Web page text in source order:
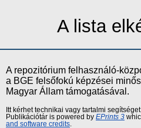
A lista
A repozitórium felhasználó-
a BGE felsőfokú képzései
Magyar Állam támogatásával.
Itt kérhet technikai vagy tartalmi
Publikációtár is powered by EPrints 3
and software credits